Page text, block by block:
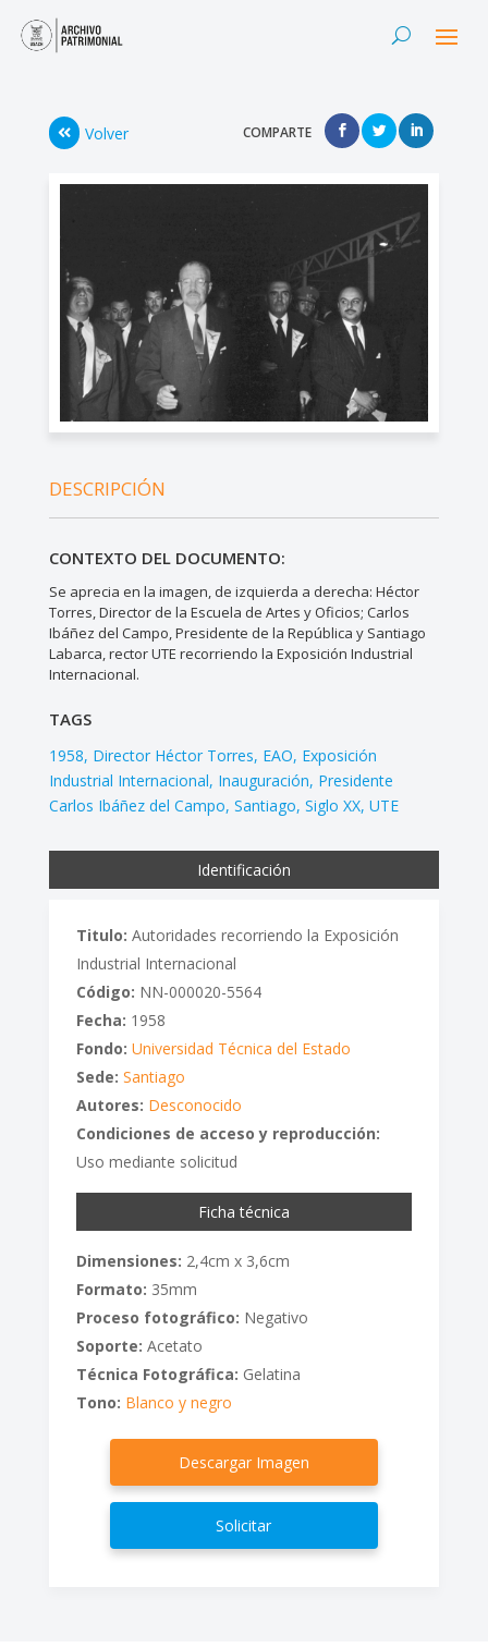
Volver COMPARTE
DESCRIPCIÓN
CONTEXTO DEL DOCUMENTO:
Se aprecia en la imagen, de izquierda a derecha: Héctor
Torres, Director de la Escuela de Artes y Oficios; Carlos
Ibáñez del Campo, Presidente de la República y Santiago
Labarca, rector UTE recorriendo la Exposición Industrial
Internacional.
TAGS
1958 Director Héctor Torres EAO Exposición
Industrial Internacional Inauguración Presidente
Carlos Ibáñez del Campo Santiago Siglo XX UTE
Identificación
Titulo: Autoridades recorriendo la Exposición
Industrial Internacional
Código: NN-000020-5564
Fecha: 1958
Fondo: Universidad Técnica del Estado
Sede: Santiago
Autores: Desconocido
Condiciones de acceso y reproducción:
Uso mediante solicitud
Ficha técnica
Dimensiones: 2,4cm x 3,6cm
Formato: 35mm
Proceso fotográfico: Negativo
Soporte: Acetato
Técnica Fotográfica: Gelatina
Tono: Blanco y negro
Descargar Imagen
Solicitar